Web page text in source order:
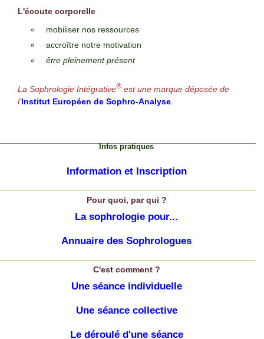
L'écoute corporelle
mobiliser nos ressources
accroître notre motivation
être pleinement présent
La Sophrologie Intégrative® est une marque déposée de
l'Institut Européen de Sophro-Analyse
Infos pratiques
Information et Inscription
Pour quoi, par qui ?
La sophrologie pour...
Annuaire des Sophrologues
C'est comment ?
Une séance individuelle
Une séance collective
Le déroulé d'une séance